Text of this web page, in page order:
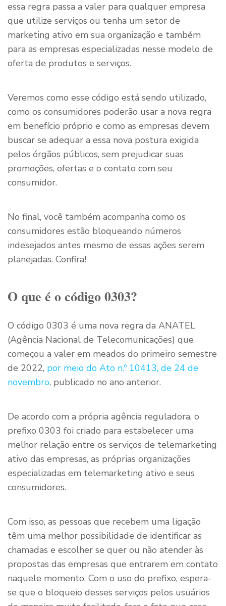
essa regra passa a valer para qualquer empresa
que utilize serviços ou tenha um setor de
marketing ativo em sua organização e também
para as empresas especializadas nesse modelo de
oferta de produtos e serviços.
Veremos como esse código está sendo utilizado,
como os consumidores poderão usar a nova regra
em benefício próprio e como as empresas devem
buscar se adequar a essa nova postura exigida
pelos órgãos públicos, sem prejudicar suas
promoções, ofertas e o contato com seu
consumidor.
No final, você também acompanha como os
consumidores estão bloqueando números
indesejados antes mesmo de essas ações serem
planejadas. Confira!
O que é o código 0303?
O código 0303 é uma nova regra da ANATEL
(Agência Nacional de Telecomunicações) que
começou a valer em meados do primeiro semestre
de 2022, por meio do Ato n.º 10413, de 24 de
novembro, publicado no ano anterior.
De acordo com a própria agência reguladora, o
prefixo 0303 foi criado para estabelecer uma
melhor relação entre os serviços de telemarketing
ativo das empresas, as próprias organizações
especializadas em telemarketing ativo e seus
consumidores.
Com isso, as pessoas que recebem uma ligação
têm uma melhor possibilidade de identificar as
chamadas e escolher se quer ou não atender às
propostas das empresas que entrarem em contato
naquele momento. Com o uso do prefixo, espera-
se que o bloqueio desses serviços pelos usuários